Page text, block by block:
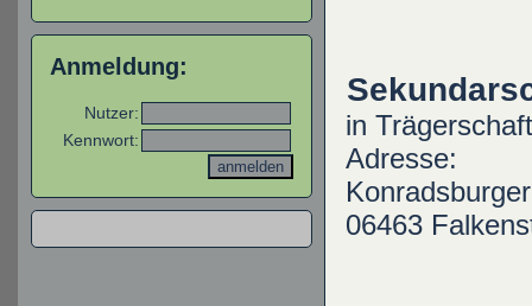
Anmeldung:
Nutzer:
Kennwort:
in
Adresse:
06463